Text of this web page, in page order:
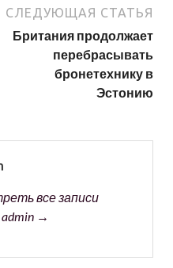
СЛЕДУЮЩАЯ СТАТЬЯ
Британия продолжает
перебрасывать
бронетехнику в
Эстонию
все записи
→